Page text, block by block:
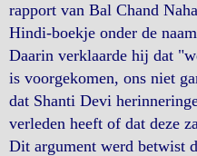
rapport van Bal Chand
Hindi-boekje onder de
Daarin verklaarde hij dat
is voorgekomen, ons niet
dat Shanti Devi
verleden heeft of dat deze
Dit argument werd betwist